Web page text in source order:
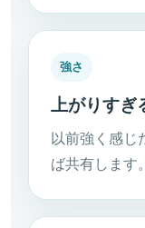
強さ
上がりす
以前強く感じ
ば共有します。